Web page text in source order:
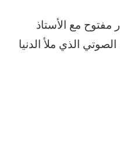
مفتوح مع الأستاذ
الذي ملأ الدنيا